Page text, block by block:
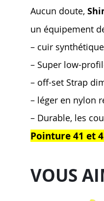
Aucun doute,
un équipement
– cuir
– Super low-
– off-set Strap
– léger en nylon
– Durable, les
Pointure 41 et
VOUS